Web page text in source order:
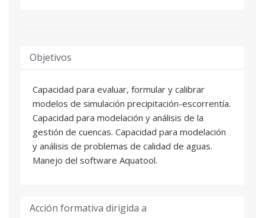
Objetivos
Capacidad para evaluar, formular y calibrar
modelos de simulación precipitación-escorrentía.
Capacidad para modelación y análisis de la
gestión de cuencas. Capacidad para modelación
y análisis de problemas de calidad de aguas.
Manejo del software Aquatool.
Acción formativa dirigida a